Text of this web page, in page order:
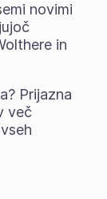
novimi
in
Prijazna
več